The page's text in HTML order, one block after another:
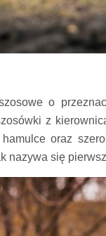
o
z
oraz
nazywa się